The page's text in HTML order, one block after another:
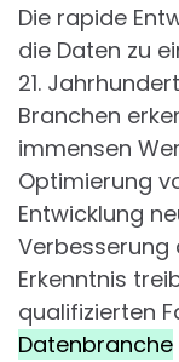
Die rapide
die Daten zu
21.
Branchen
immensen
Optimierung
Entwicklung
Verbesserung
Erkenntnis
qualifizierten
Datenbranche